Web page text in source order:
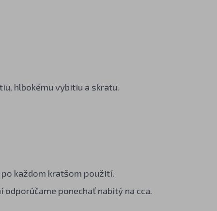
hlbokému vybitiu a skratu.
každom kratšom použití.
ponechať nabitý na cca.